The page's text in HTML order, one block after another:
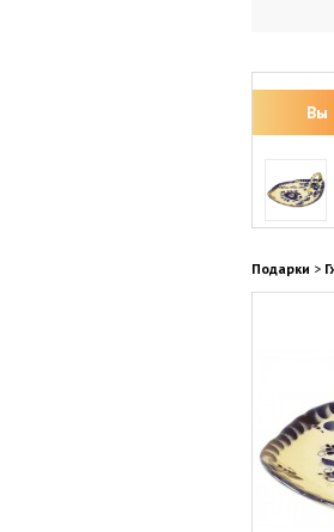
Вы
Подарки >